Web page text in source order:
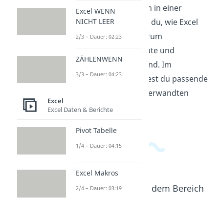
verschiedenen Eingaben in einer
Tabelle. Dabei verstehst du, wie Excel
Zahlen erkennt und warum
Einstellungen für Formate und
Trennzeichen wichtig sind. Im
Informatikbereich
findest du passende
Videos zu diesem und verwandten
Themen.
Beliebte Inhalte aus dem Bereich
Excel WENN
NICHT LEER
2/3 – Dauer: 02:23
ZÄHLENWENN
3/3 – Dauer: 04:23
Excel
Excel Daten & Berichte
Pivot Tabelle
1/4 – Dauer: 04:15
Excel Makros
2/4 – Dauer: 03:19